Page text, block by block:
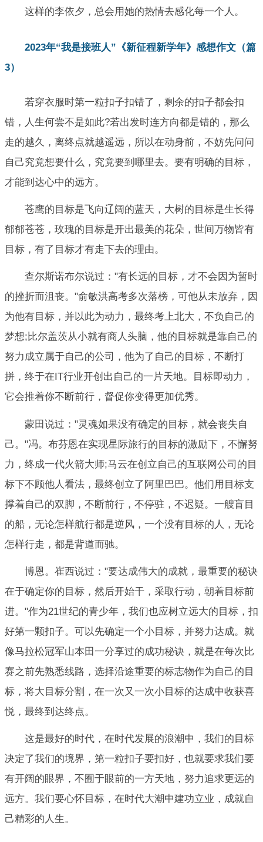
这样的李依夕，总会用她的热情去感化每一个人。
2023年“我是接班人”《新征程新学年》感想作文（篇
3）
若穿衣服时第一粒扣子扣错了，剩余的扣子都会扣
错，人生何尝不是如此?若出发时连方向都是错的，那么
走的越久，离终点就越遥远，所以在动身前，不妨先问问
自己究竟想要什么，究竟要到哪里去。要有明确的目标，
才能到达心中的远方。
苍鹰的目标是飞向辽阔的蓝天，大树的目标是生长得
郁郁苍苍，玫瑰的目标是开出最美的花朵，世间万物皆有
目标，有了目标才有走下去的理由。
查尔斯诺布尔说过："有长远的目标，才不会因为暂时
的挫折而沮丧。"俞敏洪高考多次落榜，可他从未放弃，因
为他有目标，并以此为动力，最终考上北大，不负自己的
梦想;比尔盖茨从小就有商人头脑，他的目标就是靠自己的
努力成立属于自己的公司，他为了自己的目标，不断打
拼，终于在IT行业开创出自己的一片天地。目标即动力，
它会推着你不断前行，督促你变得更加优秀。
蒙田说过："灵魂如果没有确定的目标，就会丧失自
己。"冯。布芬恩在实现星际旅行的目标的激励下，不懈努
力，终成一代火箭大师;马云在创立自己的互联网公司的目
标下不顾他人看法，最终创立了阿里巴巴。他们用目标支
撑着自己的双脚，不断前行，不停驻，不迟疑。一艘盲目
的船，无论怎样航行都是逆风，一个没有目标的人，无论
怎样行走，都是背道而驰。
博恩。崔西说过："要达成伟大的成就，最重要的秘诀
在于确定你的目标，然后开始干，采取行动，朝着目标前
进。"作为21世纪的青少年，我们也应树立远大的目标，扣
好第一颗扣子。可以先确定一个小目标，并努力达成。就
像马拉松冠军山本田一分享过的成功秘诀，就是在每次比
赛之前先熟悉线路，选择沿途重要的标志物作为自己的目
标，将大目标分割，在一次又一次小目标的达成中收获喜
悦，最终到达终点。
这是最好的时代，在时代发展的浪潮中，我们的目标
决定了我们的境界，第一粒扣子要扣好，也就要求我们要
有开阔的眼界，不囿于眼前的一方天地，努力追求更远的
远方。我们要心怀目标，在时代大潮中建功立业，成就自
己精彩的人生。